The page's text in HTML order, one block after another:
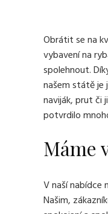
Obrátit se na
vybavení na
spolehnout.
našem státě je
naviják, prut či
potvrdilo
Máme
V naší nabídce
Našim,